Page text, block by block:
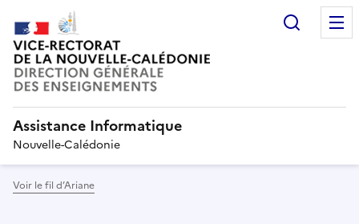
Assistance Informatique
Nouvelle-Calédonie
Voir le fil d’Ariane